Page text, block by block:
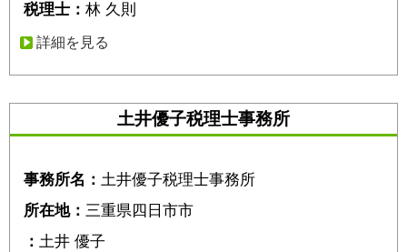
税理士： 林 久則
詳細を見る
土井優子税理士事務所
事務所名： 土井優子税理士事務所
所在地： 三重県四日市市
： 土井 優子